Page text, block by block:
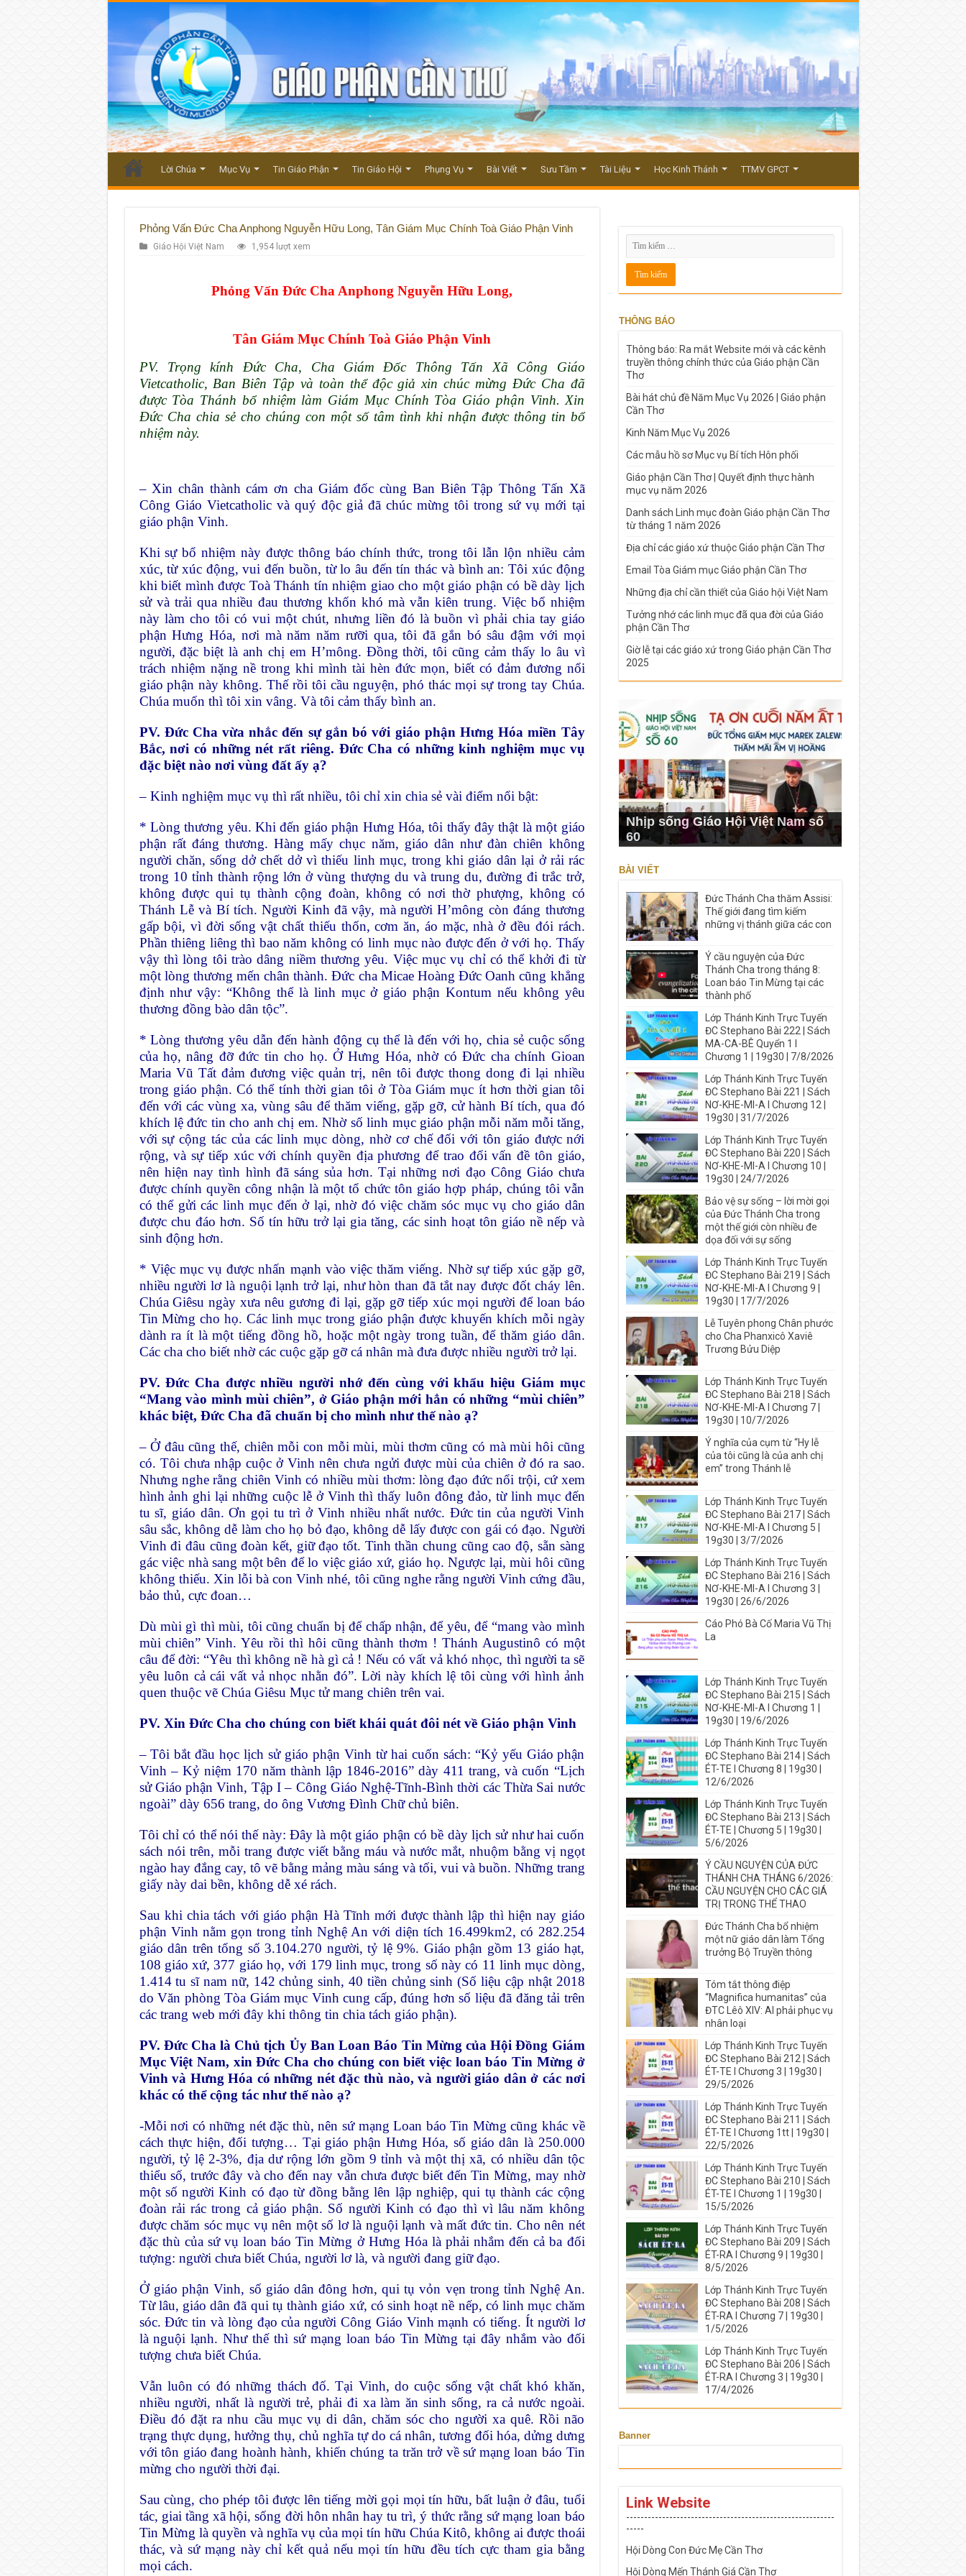
Lời Chúa Mục Vụ Tin Giáo Phận Tin Giáo Hội Phụng Vụ Bài Viết Sưu Tầm Tài Liệu Học Kinh Thánh TTMV GPCT
Phỏng Vấn Đức Cha Anphong Nguyễn Hữu Long, Tân Giám Mục Chính Toà Giáo Phận Vinh
Giáo Hội Việt Nam 1,954 lượt xem
Phỏng Vấn Đức Cha Anphong Nguyễn Hữu Long,
Tân Giám Mục Chính Toà Giáo Phận Vinh
PV. Trọng kính Đức Cha, Cha Giám Đốc Thông Tấn Xã Công Giáo
Vietcatholic, Ban Biên Tập và toàn thể độc giả xin chúc mừng Đức Cha đã
được Tòa Thánh bổ nhiệm làm Giám Mục Chính Tòa Giáo phận Vinh. Xin
Đức Cha chia sẻ cho chúng con một số tâm tình khi nhận được thông tin bổ
nhiệm này.
– Xin chân thành cám ơn cha Giám đốc cùng Ban Biên Tập Thông Tấn Xã
Công Giáo Vietcatholic và quý độc giả đã chúc mừng tôi trong sứ vụ mới tại
giáo phận Vinh.
Khi sự bổ nhiệm này được thông báo chính thức, trong tôi lẫn lộn nhiều cảm
xúc, từ xúc động, vui đến buồn, từ lo âu đến tín thác và bình an: Tôi xúc động
khi biết mình được Toà Thánh tín nhiệm giao cho một giáo phận có bề dày lịch
sử và trải qua nhiều đau thương khốn khó mà vẫn kiên trung. Việc bổ nhiệm
này làm cho tôi có vui một chút, nhưng liền đó là buồn vì phải chia tay giáo
phận Hưng Hóa, nơi mà năm năm rưỡi qua, tôi đã gắn bó sâu đậm với mọi
người, đặc biệt là anh chị em H’mông. Đồng thời, tôi cũng cảm thấy lo âu vì
trách nhiệm nặng nề trong khi mình tài hèn đức mọn, biết có đảm đương nổi
giáo phận này không. Thế rồi tôi cầu nguyện, phó thác mọi sự trong tay Chúa.
Chúa muốn thì tôi xin vâng. Và tôi cảm thấy bình an.
PV. Đức Cha vừa nhắc đến sự gắn bó với giáo phận Hưng Hóa miền Tây
Bắc, nơi có những nét rất riêng. Đức Cha có những kinh nghiệm mục vụ
đặc biệt nào nơi vùng đất ấy ạ?
– Kinh nghiệm mục vụ thì rất nhiều, tôi chỉ xin chia sẻ vài điểm nổi bật:
* Lòng thương yêu. Khi đến giáo phận Hưng Hóa, tôi thấy đây thật là một giáo
phận rất đáng thương. Hàng mấy chục năm, giáo dân như đàn chiên không
người chăn, sống dở chết dở vì thiếu linh mục, trong khi giáo dân lại ở rải rác
trong 10 tỉnh thành rộng lớn ở vùng thượng du và trung du, đường đi trắc trở,
không được qui tụ thành cộng đoàn, không có nơi thờ phượng, không có
Thánh Lễ và Bí tích. Người Kinh đã vậy, mà người H’mông còn đáng thương
gấp bội, vì đời sống vật chất thiếu thốn, cơm ăn, áo mặc, nhà ở đều đói rách.
Phần thiêng liêng thì bao năm không có linh mục nào được đến ở với họ. Thấy
vậy thì lòng tôi trào dâng niềm thương yêu. Việc mục vụ chỉ có thể khởi đi từ
một lòng thương mến chân thành. Đức cha Micae Hoàng Đức Oanh cũng khẳng
định như vậy: “Không thể là linh mục ở giáo phận Kontum nếu không yêu
thương đồng bào dân tộc”.
* Lòng thương yêu dẫn đến hành động cụ thể là đến với họ, chia sẻ cuộc sống
của họ, nâng đỡ đức tin cho họ. Ở Hưng Hóa, nhờ có Đức cha chính Gioan
Maria Vũ Tất đảm đương việc quản trị, nên tôi được thong dong đi lại nhiều
trong giáo phận. Có thể tính thời gian tôi ở Tòa Giám mục ít hơn thời gian tôi
đến với các vùng xa, vùng sâu để thăm viếng, gặp gỡ, cử hành Bí tích, qua đó
khích lệ đức tin cho anh chị em. Nhờ số linh mục giáo phận mỗi năm mỗi tăng,
với sự cộng tác của các linh mục dòng, nhờ cơ chế đối với tôn giáo được nới
rộng, và sự tiếp xúc với chính quyền địa phương để trao đổi vấn đề tôn giáo,
nên hiện nay tình hình đã sáng sủa hơn. Tại những nơi đạo Công Giáo chưa
được chính quyền công nhận là một tổ chức tôn giáo hợp pháp, chúng tôi vẫn
có thể gửi các linh mục đến ở lại, nhờ đó việc chăm sóc mục vụ cho giáo dân
được chu đáo hơn. Số tín hữu trở lại gia tăng, các sinh hoạt tôn giáo nề nếp và
sinh động hơn.
* Việc mục vụ được nhấn mạnh vào việc thăm viếng. Nhờ sự tiếp xúc gặp gỡ,
nhiều người lơ là nguội lạnh trở lại, như hòn than đã tắt nay được đốt cháy lên.
Chúa Giêsu ngày xưa nêu gương đi lại, gặp gỡ tiếp xúc mọi người để loan báo
Tin Mừng cho họ. Các linh mục trong giáo phận được khuyến khích mỗi ngày
dành ra ít là một tiếng đồng hồ, hoặc một ngày trong tuần, để thăm giáo dân.
Các cha cho biết nhờ các cuộc gặp gỡ cá nhân mà đưa được nhiều người trở lại.
PV. Đức Cha được nhiều người nhớ đến cùng với khẩu hiệu Giám mục
“Mang vào mình mùi chiên”, ở Giáo phận mới hẳn có những “mùi chiên”
khác biệt, Đức Cha đã chuẩn bị cho mình như thế nào ạ?
– Ở đâu cũng thế, chiên mỗi con mỗi mùi, mùi thơm cũng có mà mùi hôi cũng
có. Tôi chưa nhập cuộc ở Vinh nên chưa ngửi được mùi của chiên ở đó ra sao.
Nhưng nghe rằng chiên Vinh có nhiều mùi thơm: lòng đạo đức nổi trội, cứ xem
hình ảnh ghi lại những cuộc lễ ở Vinh thì thấy luôn đông đảo, từ linh mục đến
tu sĩ, giáo dân. Ơn gọi tu trì ở Vinh nhiều nhất nước. Đức tin của người Vinh
sâu sắc, không dễ làm cho họ bỏ đạo, không dễ lấy được con gái có đạo. Người
Vinh đi đâu cũng đoàn kết, giữ đạo tốt. Tinh thần chung cũng cao độ, sẵn sàng
gác việc nhà sang một bên để lo việc giáo xứ, giáo họ. Ngược lại, mùi hôi cũng
không thiếu. Xin lỗi bà con Vinh nhé, tôi cũng nghe rằng người Vinh cứng đầu,
bảo thủ, cực đoan…
Dù mùi gì thì mùi, tôi cũng chuẩn bị để chấp nhận, để yêu, để “mang vào mình
mùi chiên” Vinh. Yêu rồi thì hôi cũng thành thơm ! Thánh Augustinô có một
câu để đời: “Yêu thì không nề hà gì cả ! Nếu có vất vả khó nhọc, thì người ta sẽ
yêu luôn cả cái vất vả nhọc nhằn đó”. Lời này khích lệ tôi cùng với hình ảnh
quen thuộc vẽ Chúa Giêsu Mục tử mang chiên trên vai.
PV. Xin Đức Cha cho chúng con biết khái quát đôi nét về Giáo phận Vinh
– Tôi bắt đầu học lịch sử giáo phận Vinh từ hai cuốn sách: “Kỷ yếu Giáo phận
Vinh – Kỷ niệm 170 năm thành lập 1846-2016” dày 411 trang, và cuốn “Lịch
sử Giáo phận Vinh, Tập I – Công Giáo Nghệ-Tĩnh-Bình thời các Thừa Sai nước
ngoài” dày 656 trang, do ông Vương Đình Chữ chủ biên.
Tôi chỉ có thể nói thế này: Đây là một giáo phận có bề dày lịch sử như hai cuốn
sách nói trên, mỗi trang được viết bằng máu và nước mắt, nhuộm bằng vị ngọt
ngào hay đắng cay, tô vẽ bằng mảng màu sáng và tối, vui và buồn. Những trang
giấy này dai bền, không dễ xé rách.
Sau khi chia tách với giáo phận Hà Tĩnh mới được thành lập thì hiện nay giáo
phận Vinh nằm gọn trong tỉnh Nghệ An với diện tích 16.499km2, có 282.254
giáo dân trên tổng số 3.104.270 người, tỷ lệ 9%. Giáo phận gồm 13 giáo hạt,
108 giáo xứ, 377 giáo họ, với 179 linh mục, trong số này có 11 linh mục dòng,
1.414 tu sĩ nam nữ, 142 chủng sinh, 40 tiền chủng sinh (Số liệu cập nhật 2018
do Văn phòng Tòa Giám mục Vinh cung cấp, đúng hơn số liệu đã đăng tải trên
các trang web mới đây khi thông tin chia tách giáo phận).
PV. Đức Cha là Chủ tịch Ủy Ban Loan Báo Tin Mừng của Hội Đồng Giám
Mục Việt Nam, xin Đức Cha cho chúng con biết việc loan báo Tin Mừng ở
Vinh và Hưng Hóa có những nét đặc thù nào, và người giáo dân ở các nơi
khác có thể cộng tác như thế nào ạ?
-Mỗi nơi có những nét đặc thù, nên sứ mạng Loan báo Tin Mừng cũng khác về
cách thực hiện, đối tượng… Tại giáo phận Hưng Hóa, số giáo dân là 250.000
người, tỷ lệ 2-3%, địa dư rộng lớn gồm 9 tỉnh và một thị xã, có nhiều dân tộc
thiểu số, trước đây và cho đến nay vẫn chưa được biết đến Tin Mừng, may nhờ
một số người Kinh có đạo từ đồng bằng lên lập nghiệp, qui tụ thành các cộng
đoàn rải rác trong cả giáo phận. Số người Kinh có đạo thì vì lâu năm không
được chăm sóc mục vụ nên một số lơ là nguội lạnh và mất đức tin. Cho nên nét
đặc thù của sứ vụ loan báo Tin Mừng ở Hưng Hóa là phải nhắm đến cả ba đối
tượng: người chưa biết Chúa, người lơ là, và người đang giữ đạo.
Ở giáo phận Vinh, số giáo dân đông hơn, qui tụ vỏn vẹn trong tỉnh Nghệ An.
Từ lâu, giáo dân đã qui tụ thành giáo xứ, có sinh hoạt nề nếp, có linh mục chăm
sóc. Đức tin và lòng đạo của người Công Giáo Vinh mạnh có tiếng. Ít người lơ
là nguội lạnh. Như thế thì sứ mạng loan báo Tin Mừng tại đây nhắm vào đối
tượng chưa biết Chúa.
Vẫn luôn có đó những thách đố. Tại Vinh, do cuộc sống vật chất khó khăn,
nhiều người, nhất là người trẻ, phải đi xa làm ăn sinh sống, ra cả nước ngoài.
Điều đó đặt ra nhu cầu mục vụ di dân, chăm sóc cho người xa quê. Rồi não
trạng thực dụng, hưởng thụ, chủ nghĩa tự do cá nhân, tương đối hóa, dửng dưng
với tôn giáo đang hoành hành, khiến chúng ta trăn trở về sứ mạng loan báo Tin
mừng cho người thời đại.
Sau cùng, cho phép tôi được lên tiếng mời gọi mọi tín hữu, bất luận ở đâu, tuổi
tác, giai tầng xã hội, sống đời hôn nhân hay tu trì, ý thức rằng sứ mạng loan báo
Tin Mừng là quyền và nghĩa vụ của mọi tín hữu Chúa Kitô, không ai được thoái
thác, và sứ mạng này chỉ kết quả nếu mọi tín hữu đều tích cực tham gia bằng
mọi cách.
THÔNG BÁO
Thông báo: Ra mắt Website mới và các kênh
truyền thông chính thức của Giáo phận Cần
Thơ
Bài hát chủ đề Năm Mục Vụ 2026 | Giáo phận
Cần Thơ
Kinh Năm Mục Vụ 2026
Các mẫu hồ sơ Mục vụ Bí tích Hôn phối
Giáo phận Cần Thơ | Quyết định thực hành
mục vụ năm 2026
Danh sách Linh mục đoàn Giáo phận Cần Thơ
từ tháng 1 năm 2026
Địa chỉ các giáo xứ thuộc Giáo phận Cần Thơ
Email Tòa Giám mục Giáo phận Cần Thơ
Những địa chỉ cần thiết của Giáo hội Việt Nam
Tưởng nhớ các linh mục đã qua đời của Giáo
phận Cần Thơ
Giờ lễ tại các giáo xứ trong Giáo phận Cần Thơ
2025
Nhịp sống Giáo Hội Việt Nam số
60
BÀI VIẾT
Đức Thánh Cha thăm Assisi:
Thế giới đang tìm kiếm
những vị thánh giữa các con
Ý cầu nguyện của Đức
Thánh Cha trong tháng 8:
Loan báo Tin Mừng tại các
thành phố
Lớp Thánh Kinh Trực Tuyến
ĐC Stephano Bài 222 | Sách
MA-CA-BÊ Quyển 1 I
Chương 1 | 19g30 | 7/8/2026
Lớp Thánh Kinh Trực Tuyến
ĐC Stephano Bài 221 | Sách
NƠ-KHE-MI-A I Chương 12 |
19g30 | 31/7/2026
Lớp Thánh Kinh Trực Tuyến
ĐC Stephano Bài 220 | Sách
NƠ-KHE-MI-A I Chương 10 |
19g30 | 24/7/2026
Bảo vệ sự sống – lời mời gọi
của Đức Thánh Cha trong
một thế giới còn nhiều đe
dọa đối với sự sống
Lớp Thánh Kinh Trực Tuyến
ĐC Stephano Bài 219 | Sách
NƠ-KHE-MI-A I Chương 9 |
19g30 | 17/7/2026
Lễ Tuyên phong Chân phước
cho Cha Phanxicô Xaviê
Trương Bửu Diệp
Lớp Thánh Kinh Trực Tuyến
ĐC Stephano Bài 218 | Sách
NƠ-KHE-MI-A I Chương 7 |
19g30 | 10/7/2026
Ý nghĩa của cụm từ “Hy lễ
của tôi cũng là của anh chị
em” trong Thánh lễ
Lớp Thánh Kinh Trực Tuyến
ĐC Stephano Bài 217 | Sách
NƠ-KHE-MI-A I Chương 5 |
19g30 | 3/7/2026
Lớp Thánh Kinh Trực Tuyến
ĐC Stephano Bài 216 | Sách
NƠ-KHE-MI-A I Chương 3 |
19g30 | 26/6/2026
Cáo Phó Bà Cố Maria Vũ Thị
La
Lớp Thánh Kinh Trực Tuyến
ĐC Stephano Bài 215 | Sách
NƠ-KHE-MI-A I Chương 1 |
19g30 | 19/6/2026
Lớp Thánh Kinh Trực Tuyến
ĐC Stephano Bài 214 | Sách
ÉT-TE I Chương 8 | 19g30 |
12/6/2026
Lớp Thánh Kinh Trực Tuyến
ĐC Stephano Bài 213 | Sách
ÉT-TE | Chương 5 | 19g30 |
5/6/2026
Ý CẦU NGUYỆN CỦA ĐỨC
THÁNH CHA THÁNG 6/2026:
CẦU NGUYỆN CHO CÁC GIÁ
TRỊ TRONG THỂ THAO
Đức Thánh Cha bổ nhiệm
một nữ giáo dân làm Tổng
trưởng Bộ Truyền thông
Tóm tắt thông điệp
“Magnifica humanitas” của
ĐTC Lêô XIV: AI phải phục vụ
nhân loại
Lớp Thánh Kinh Trực Tuyến
ĐC Stephano Bài 212 | Sách
ÉT-TE I Chương 3 | 19g30 |
29/5/2026
Lớp Thánh Kinh Trực Tuyến
ĐC Stephano Bài 211 | Sách
ÉT-TE I Chương 1tt | 19g30 |
22/5/2026
Lớp Thánh Kinh Trực Tuyến
ĐC Stephano Bài 210 | Sách
ÉT-TE I Chương 1 | 19g30 |
15/5/2026
Lớp Thánh Kinh Trực Tuyến
ĐC Stephano Bài 209 | Sách
ÉT-RA I Chương 9 | 19g30 |
8/5/2026
Lớp Thánh Kinh Trực Tuyến
ĐC Stephano Bài 208 | Sách
ÉT-RA I Chương 7 | 19g30 |
1/5/2026
Lớp Thánh Kinh Trực Tuyến
ĐC Stephano Bài 206 | Sách
ÉT-RA I Chương 3 | 19g30 |
17/4/2026
Banner
Link Website
----------------------------------------------------------
-----
Hội Dòng Con Đức Mẹ Cần Thơ
Hội Dòng Mến Thánh Giá Cần Thơ